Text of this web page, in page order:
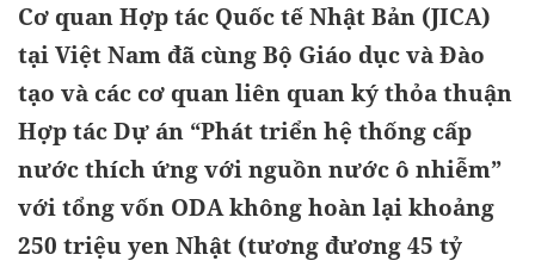
Cơ quan Hợp tác Quốc tế Nhật Bản (JICA)
tại Việt Nam đã cùng Bộ Giáo dục và Đào
tạo và các cơ quan liên quan ký thỏa thuận
Hợp tác Dự án “Phát triển hệ thống cấp
nước thích ứng với nguồn nước ô nhiễm”
với tổng vốn ODA không hoàn lại khoảng
250 triệu yen Nhật (tương đương 45 tỷ